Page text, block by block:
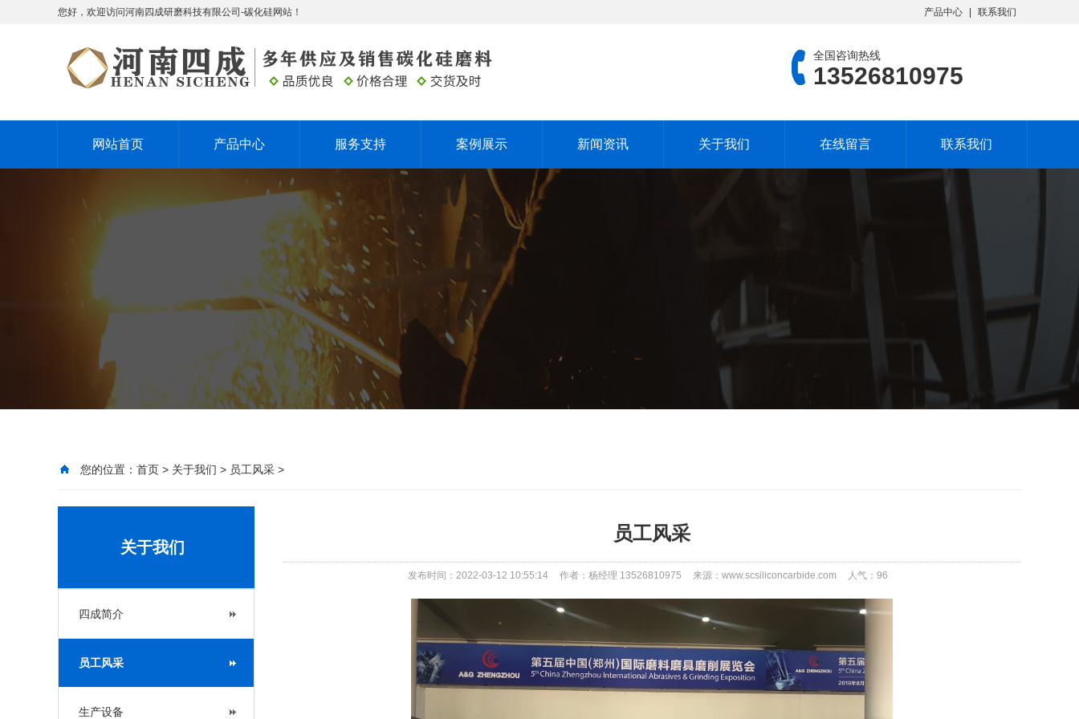
您好，欢迎访问河南四成研磨科技有限公司-碳化硅网站！ 产品中心 联系我们
全国咨询热线
13526810975
网站首页 产品中心 服务支持 案例展示 新闻资讯 关于我们 在线留言 联系我们
您的位置： 首页 > 关于我们 > 员工风采 >
关于我们
四成简介
员工风采
生产设备
员工风采
发布时间：2022-03-12 10:55:14 作者：杨经理 13526810975 来源：www.scsiliconcarbide.com 人气： 96